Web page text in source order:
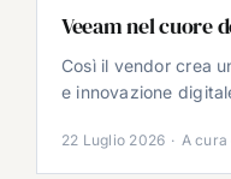
Veeam nel cuore
Così il vendor crea
e innovazione
22 Luglio 2026 · A